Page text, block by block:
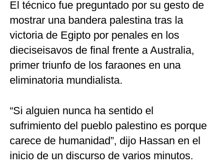
El técnico fue preguntado por su gesto de
mostrar una bandera palestina tras la
victoria de Egipto por penales en los
dieciseisavos de final frente a Australia,
primer triunfo de los faraones en una
eliminatoria mundialista.
“Si alguien nunca ha sentido el
sufrimiento del pueblo palestino es porque
carece de humanidad”, dijo Hassan en el
inicio de un discurso de varios minutos.